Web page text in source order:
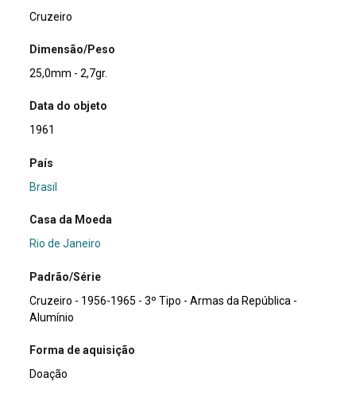
Cruzeiro
Dimensão/Peso
25,0mm - 2,7gr.
Data do objeto
1961
País
Brasil
Casa da Moeda
Rio de Janeiro
Padrão/Série
Cruzeiro - 1956-1965 - 3º Tipo - Armas da República -
Alumínio
Forma de aquisição
Doação